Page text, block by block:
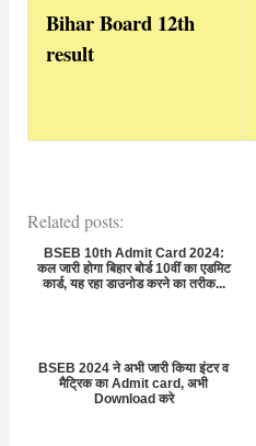
Bihar Board 12th
result
Related posts:
BSEB 10th Admit Card 2024:
कल जारी होगा बिहार बोर्ड 10वीं का एडमिट
कार्ड, यह रहा डाउनोड करने का तरीक...
BSEB 2024 ने अभी जारी किया इंटर व
मैट्रिक का Admit card, अभी
Download करे